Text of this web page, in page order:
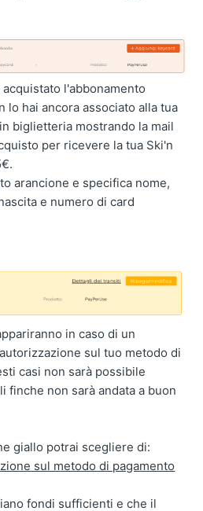
l'abbonamento
lo hai ancora associato alla tua
biglietteria mostrando la mail
per ricevere la tua Ski'n
arancione e specifica nome,
e numero di card
in caso di un
sul tuo metodo di
casi non sarà possibile
finche non sarà andata a buon
giallo potrai scegliere di:
sul metodo di pagamento
fondi sufficienti e che il